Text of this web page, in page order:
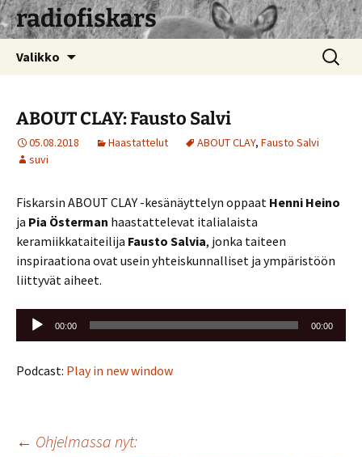
radiofiskars
Valikko Haku:
ABOUT CLAY: Fausto Salvi
05.08.2018 Haastattelut ABOUT CLAY, Fausto Salvi
suvi
Fiskarsin ABOUT CLAY -kesänäyttelyn oppaat Henni Heino
ja Pia Österman haastattelevat italialaista
keramiikkataiteilija Fausto Salvia, jonka taiteen
inspiraationa ovat usein yhteiskunnalliset ja ympäristöön
liittyvät aiheet.
Äänitoistin
00:00 00:00
Podcast: Play in new window
Artikkelien
← Ohjelmassa nyt: